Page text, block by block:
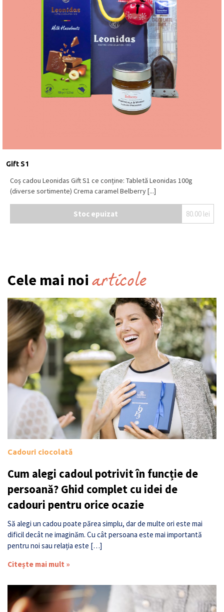
Gift S1
Coș cadou Leonidas Gift S1 ce conține: Tabletă Leonidas 100g
(diverse sortimente) Crema caramel Belberry [...]
Stoc epuizat 80.00 lei
Cele mai noi articole
Cadouri ciocolată
Cum alegi cadoul potrivit în funcție de
persoană? Ghid complet cu idei de
cadouri pentru orice ocazie
Să alegi un cadou poate părea simplu, dar de multe ori este mai
dificil decât ne imaginăm. Cu cât persoana este mai importantă
pentru noi sau relația este […]
Citește mai mult »